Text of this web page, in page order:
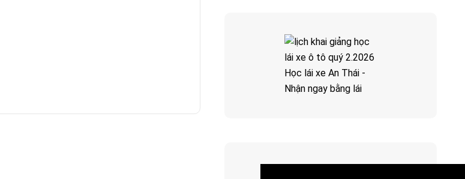
Học lái xe An Thái -
Nhận ngay bằng lái